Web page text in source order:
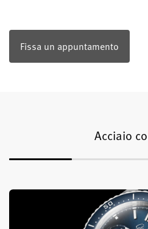
Fissa un appuntamento
Acciaio